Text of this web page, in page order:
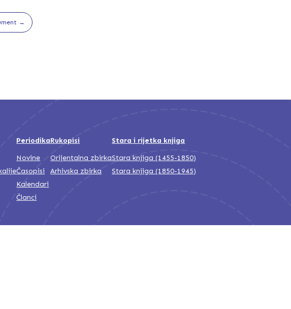
→
Periodika
Novine
Časopisi
Kalendari
Članci
Rukopisi
Orijentalna zbirka
Arhivska zbirka
Stara i rijetka knjiga
Stara knjiga (1455-1850)
Stara knjiga (1850-1945)